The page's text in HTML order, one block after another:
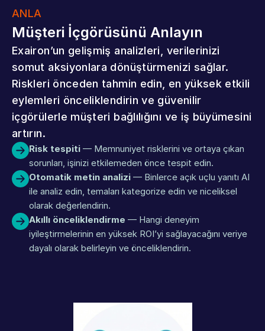
ANLA
Müşteri İçgörüsünü Anlayın
Exairon’un gelişmiş analizleri, verilerinizi
somut aksiyonlara dönüştürmenizi sağlar.
Riskleri önceden tahmin edin, en yüksek etkili
eylemleri önceliklendirin ve güvenilir
içgörülerle müşteri bağlılığını ve iş büyümesini
artırın.
Risk tespiti — Memnuniyet risklerini ve ortaya çıkan
sorunları, işinizi etkilemeden önce tespit edin.
Otomatik metin analizi — Binlerce açık uçlu yanıtı AI
ile analiz edin, temaları kategorize edin ve niceliksel
olarak değerlendirin.
Akıllı önceliklendirme — Hangi deneyim
iyileştirmelerinin en yüksek ROI’yi sağlayacağını veriye
dayalı olarak belirleyin ve önceliklendirin.